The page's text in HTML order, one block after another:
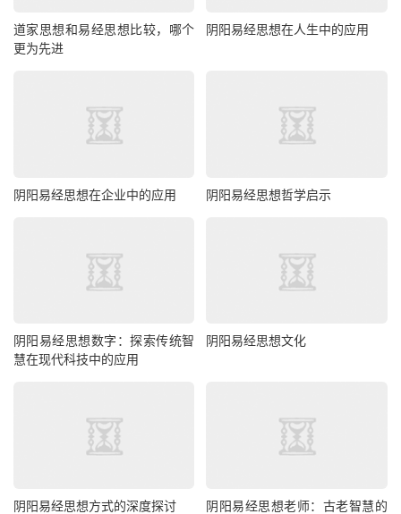
道家思想和易经思想比较，哪个
更为先进
阴阳易经思想在人生中的应用
阴阳易经思想在企业中的应用 阴阳易经思想哲学启示
阴阳易经思想数字：探索传统智
慧在现代科技中的应用
阴阳易经思想文化
阴阳易经思想方式的深度探讨
阴阳易经思想老师：古老智慧的